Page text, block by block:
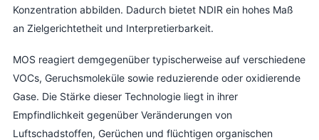
Konzentration abbilden. Dadurch bietet NDIR ein hohes Maß
an Zielgerichtetheit und Interpretierbarkeit.
MOS reagiert demgegenüber typischerweise auf verschiedene
VOCs, Geruchsmoleküle sowie reduzierende oder oxidierende
Gase. Die Stärke dieser Technologie liegt in ihrer
Empfindlichkeit gegenüber Veränderungen von
Luftschadstoffen, Gerüchen und flüchtigen organischen